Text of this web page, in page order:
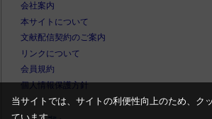
会社案内
本サイトについて
文献配信契約のご案内
リンクについて
会員規約
個人情報保護方針
当サイトでは、サイトの利便性向上のため、ク